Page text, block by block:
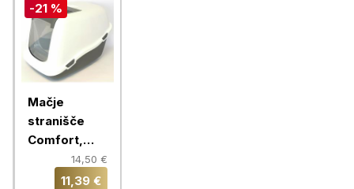
-21 %
Mačje
stranišče
Comfort,
siva/bela
14,50 €
11,39 €